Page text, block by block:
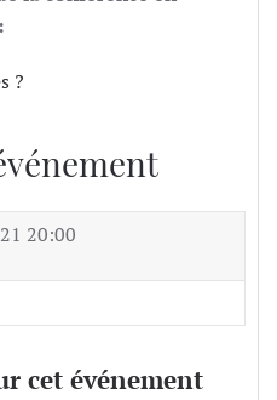
?
20:00
cet événement